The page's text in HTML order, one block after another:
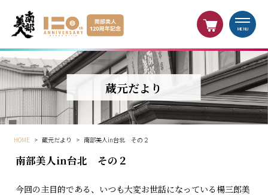
MENU
蔵元だより
HOME > 蔵元だより > 南部美人in台北 その２
南部美人in台北 その２
今回の主目的である、いつも大変お世話になっている楊三郎美